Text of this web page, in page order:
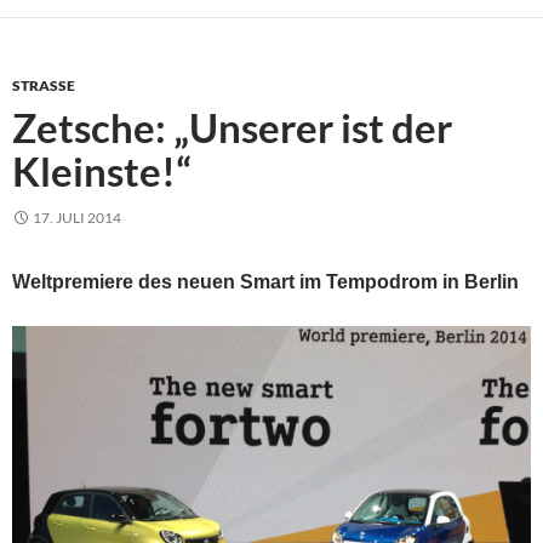
STRASSE
Zetsche: „Unserer ist der
Kleinste!“
17. JULI 2014
Weltpremiere des neuen Smart im Tempodrom in Berlin